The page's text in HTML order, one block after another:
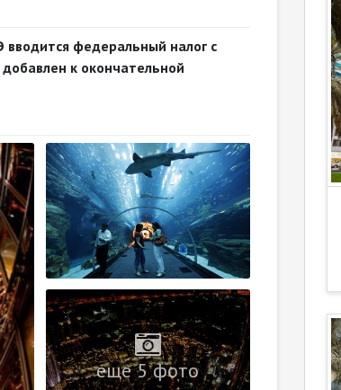
федеральный налог с
к окончательной
еще 5 фото